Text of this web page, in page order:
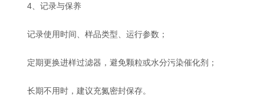
4、记录与保养
记录使用时间、样品类型、运行参数；
定期更换进样过滤器，避免颗粒或水分污染催化剂；
长期不用时，建议充氮密封保存。